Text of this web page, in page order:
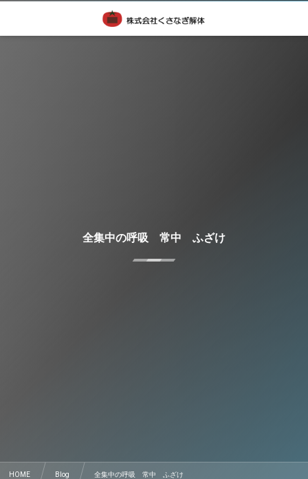
全集中の呼吸 常中 ふざけ
HOME Blog 全集中の呼吸 常中 ふざけ